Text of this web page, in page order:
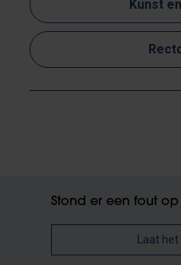
Kunst
Stond er een fout
Laat